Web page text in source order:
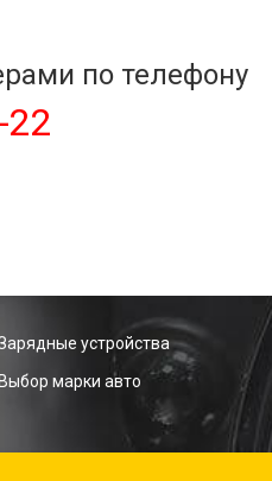
по телефону
устройства
Выбор марки авто